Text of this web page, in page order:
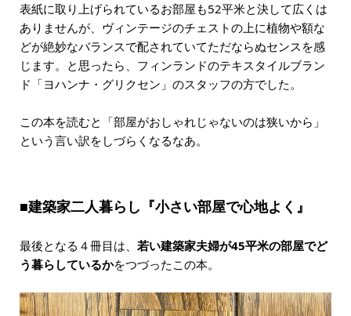
表紙に取り上げられているお部屋も52平米と決して広くは
ありませんが、ヴィンテージのチェストの上に植物や額な
どが絶妙なバランスで配されていてただならぬセンスを感
じます。と思ったら、フィンランドのテキスタイルブラン
ド「ヨハンナ・グリクセン」のスタッフの方でした。
この本を読むと「部屋がおしゃれじゃないのは狭いから」
という言い訳をしづらくなるなあ。
■建築家二人暮らし『小さい部屋で心地よく』
最後となる４冊目は、 若い建築家夫婦が45平米の部屋でど
う暮らしているかをつづったこの本。